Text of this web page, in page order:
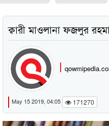
ক্বারী মাওলানা ফজলুর
May 15 2019, 04:05 171270